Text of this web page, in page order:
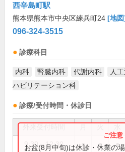
西辛島町駅
熊本県熊本市中央区練兵町24 [地
096-324-3515
診療科目
内科 腎臓内科 代謝内科 人
ハビリテーション科
診療/受付時間・休診日
9:30～12:30 ● ● ●
お盆(8月中旬)は休診・休業の